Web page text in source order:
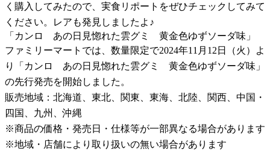
く購入してみたので、実食リポートをぜひチェックしてみて
ください。レアも発見しましたよ♪
「カンロ あの日見惚れた雲グミ 黄金色ゆずソーダ味」
ファミリーマートでは、数量限定で2024年11月12日（火）よ
り「カンロ あの日見惚れた雲グミ 黄金色ゆずソーダ味」
の先行発売を開始しました。
販売地域：北海道、東北、関東、東海、北陸、関西、中国・
四国、九州、沖縄
※商品の価格・発売日・仕様等が一部異なる場合があります
※地域・店舗により取り扱いの無い場合があります